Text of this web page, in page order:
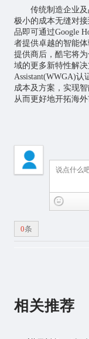
传统制造企业及
极小的成本无缝对接
品即可通过Google
者提供卓越的智能体
提供商后，酷宅将为
域的更多新特性解决
Assistant(WWGA)
成本及方案，实现
从而更好地开拓海外
0条
相关推荐